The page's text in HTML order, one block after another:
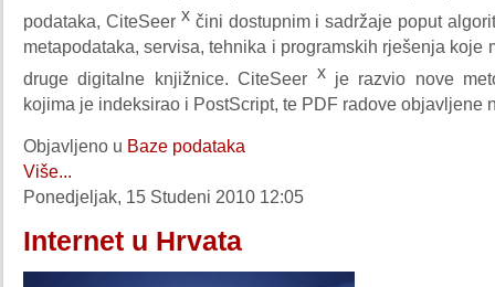
podataka, CiteSeer xčini dostupnim i sadržaje poput
metapodataka, servisa, tehnika i programskih rješenja koje
druge digitalne knjižnice. CiteSeer x je razvio nove
kojima je indeksirao i PostScript, te PDF radove objavljene
Objavljeno u Baze podataka
Više...
Ponedjeljak, 15 Studeni 2010 12:05
Internet u Hrvata